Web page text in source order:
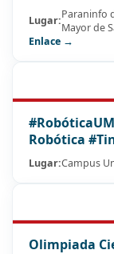
Lugar:Paraninfo
Mayor de
Enlace →
Robótica
Lugar:Campus
Olimpiada